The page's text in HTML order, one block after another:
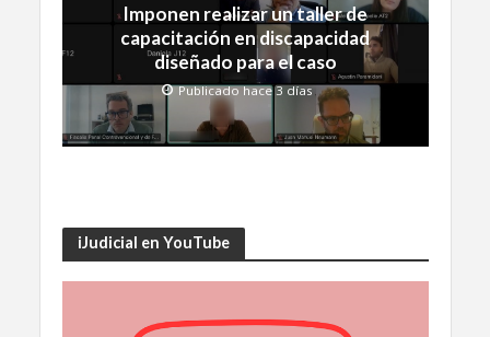
Imponen realizar un taller de
capacitación en discapacidad
diseñado para el caso
Publicado hace 3 días
iJudicial en YouTube